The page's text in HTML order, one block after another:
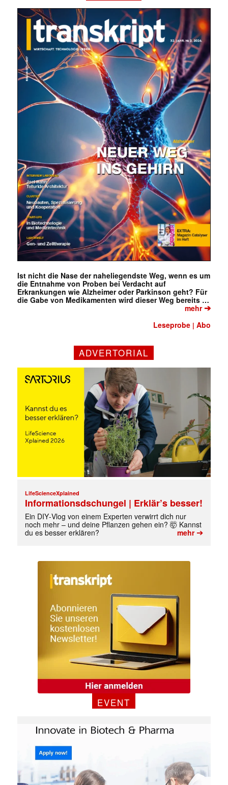
Mit dem |transkript-Newsletter
jede Woche aktuell informiert.
✕
E-
Mail
(erforderlich)
Ist nicht die Nase der naheliegendste Weg, wenn es um
die Entnahme von Proben bei Verdacht auf
Erkrankungen wie Alzheimer oder Parkinson geht? Für
die Gabe von Medikamenten wird dieser Weg bereits …
mehr➔
Leseprobe |Abo
ADVERTORIAL
LifeScienceXplained
Informationsdschungel | Erklär’s besser!
Ein DIY‑Vlog von einem Experten verwirrt dich nur
noch mehr – und deine Pflanzen gehen ein? 🤯 Kannst
du es besser erklären?
mehr➔
EVENT